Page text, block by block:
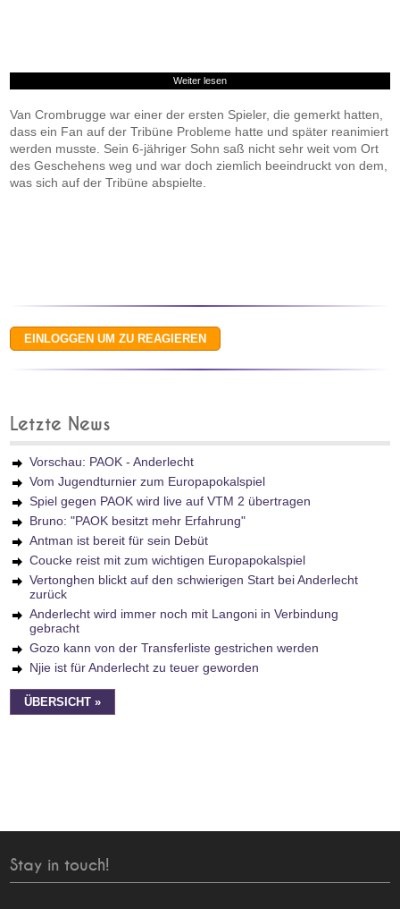
Weiter lesen
Van Crombrugge war einer der ersten Spieler, die gemerkt hatten,
dass ein Fan auf der Tribüne Probleme hatte und später reanimiert
werden musste. Sein 6-jähriger Sohn saß nicht sehr weit vom Ort
des Geschehens weg und war doch ziemlich beeindruckt von dem,
was sich auf der Tribüne abspielte.
Letzte News
Vorschau: PAOK - Anderlecht
Vom Jugendturnier zum Europapokalspiel
Spiel gegen PAOK wird live auf VTM 2 übertragen
Bruno: "PAOK besitzt mehr Erfahrung"
Antman ist bereit für sein Debüt
Coucke reist mit zum wichtigen Europapokalspiel
Vertonghen blickt auf den schwierigen Start bei Anderlecht
zurück
Anderlecht wird immer noch mit Langoni in Verbindung
gebracht
Gozo kann von der Transferliste gestrichen werden
Njie ist für Anderlecht zu teuer geworden
ÜBERSICHT »
Stay in touch!